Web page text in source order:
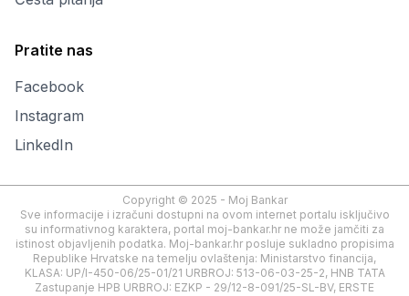
Pratite nas
Facebook
Instagram
LinkedIn
Copyright © 2025 - Moj Bankar
Sve informacije i izračuni dostupni na ovom internet portalu isključivo
su informativnog karaktera, portal moj-bankar.hr ne može jamčiti za
istinost objavljenih podatka. Moj-bankar.hr posluje sukladno propisima
Republike Hrvatske na temelju ovlaštenja: Ministarstvo financija,
KLASA: UP/I-450-06/25-01/21 URBROJ: 513-06-03-25-2, HNB TATA
Zastupanje HPB URBROJ: EZKP - 29/12-8-091/25-SL-BV, ERSTE